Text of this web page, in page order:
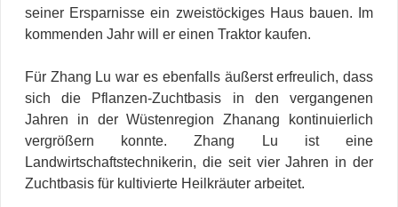
seiner Ersparnisse ein zweistöckiges Haus bauen. Im
kommenden Jahr will er einen Traktor kaufen.
Für Zhang Lu war es ebenfalls äußerst erfreulich, dass
sich die Pflanzen-Zuchtbasis in den vergangenen
Jahren in der Wüstenregion Zhanang kontinuierlich
vergrößern konnte. Zhang Lu ist eine
Landwirtschaftstechnikerin, die seit vier Jahren in der
Zuchtbasis für kultivierte Heilkräuter arbeitet.